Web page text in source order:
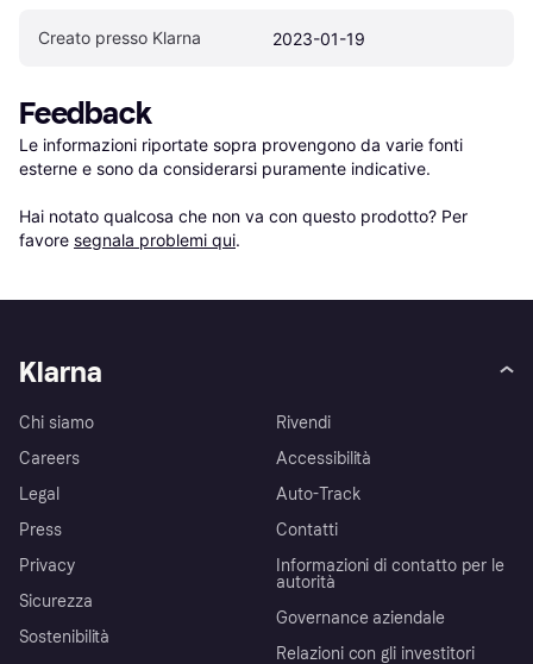
Creato presso Klarna 2023-01-19
Feedback
Le informazioni riportate sopra provengono da varie fonti
esterne e sono da considerarsi puramente indicative.
Hai notato qualcosa che non va con questo prodotto? Per
favore segnala problemi qui.
Klarna
Chi siamo
Careers
Legal
Press
Privacy
Sicurezza
Sostenibilità
Rivendi
Accessibilità
Auto-Track
Contatti
Informazioni di contatto per le
autorità
Governance aziendale
Relazioni con gli investitori